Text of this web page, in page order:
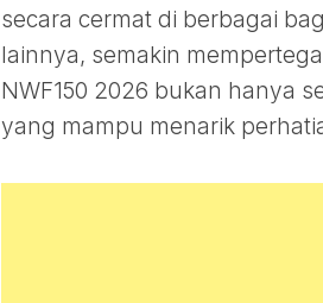
secara cermat di berbagai
lainnya, semakin
NWF150 2026 bukan hanya
yang mampu menarik